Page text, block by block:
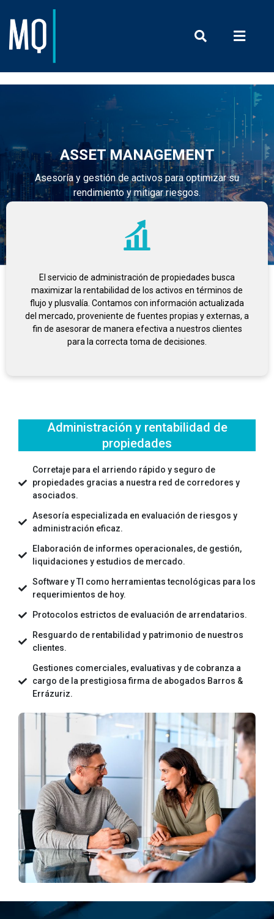
ASSET MANAGEMENT
Asesoría y gestión de activos para optimizar su
rendimiento y mitigar riesgos.
El servicio de administración de propiedades busca
maximizar la rentabilidad de los activos en términos de
flujo y plusvalía. Contamos con información actualizada
del mercado, proveniente de fuentes propias y externas, a
fin de asesorar de manera efectiva a nuestros clientes
para la correcta toma de decisiones.
Administración y rentabilidad de
propiedades
Corretaje para el arriendo rápido y seguro de
propiedades gracias a nuestra red de corredores y
asociados.
Asesoría especializada en evaluación de riesgos y
administración eficaz.
Elaboración de informes operacionales, de gestión,
liquidaciones y estudios de mercado.
Software y TI como herramientas tecnológicas para los
requerimientos de hoy.
Protocolos estrictos de evaluación de arrendatarios.
Resguardo de rentabilidad y patrimonio de nuestros
clientes.
Gestiones comerciales, evaluativas y de cobranza a
cargo de la prestigiosa firma de abogados Barros &
Errázuriz.